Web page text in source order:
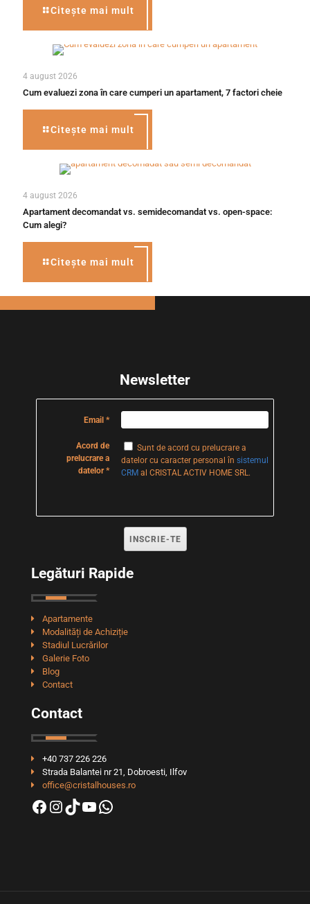
Citește mai mult
4 august 2026
Cum evaluezi zona în care cumperi un apartament, 7 factori cheie
Citește mai mult
4 august 2026
Apartament decomandat vs. semidecomandat vs. open-space:
Cum alegi?
Citește mai mult
Newsletter
Email
Acord de
prelucrare a
datelor
Sunt de acord cu prelucrare a
datelor cu caracter personal în sistemul
CRM al CRISTAL ACTIV HOME SRL.
Legături Rapide
Apartamente
Modalități de Achiziție
Stadiul Lucrărilor
Galerie Foto
Blog
Contact
Contact
+40 737 226 226
Strada Balantei nr 21, Dobroesti, Ilfov
office@cristalhouses.ro
Facebook
Instagram
TikTok
YouTube
WhatsApp